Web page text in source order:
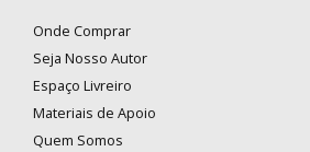
Onde Comprar
Seja Nosso Autor
Espaço Livreiro
Materiais de Apoio
Quem Somos